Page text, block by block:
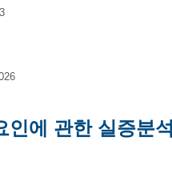
에 관한 실증분